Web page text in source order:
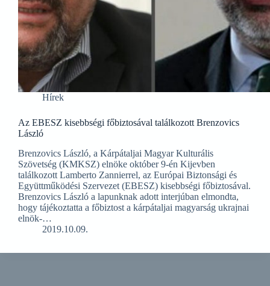
Hírek
Az EBESZ kisebbségi főbiztosával találkozott Brenzovics
László
Brenzovics László, a Kárpátaljai Magyar Kulturális
Szövetség (KMKSZ) elnöke október 9-én Kijevben
találkozott Lamberto Zannierrel, az Európai Biztonsági és
Együttműködési Szervezet (EBESZ) kisebbségi főbiztosával.
Brenzovics László a lapunknak adott interjúban elmondta,
hogy tájékoztatta a főbiztost a kárpátaljai magyarság ukrajnai
elnök-…
2019.10.09.